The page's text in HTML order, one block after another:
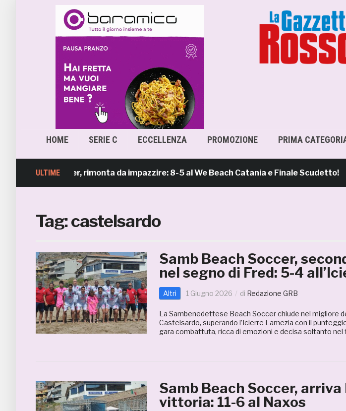
HOME SERIE C ECCELLENZA PROMOZIONE PRIMA
ULTIME
Beach Soccer, rimonta da impazzire: 8-5 al We Beach Catania e Finale Scudetto!
Tag:castelsardo
Samb Beach Soccer,
nel segno di Fred: 5-4
Altri 1 Giugno 2026 di Redazione GRB
La Sambenedettese Beach Soccer chiude nel migliore
Castelsardo, superando l’Icierre Lamezia con il
gara combattuta, ricca di emozioni e decisa soltanto nel
Samb Beach Soccer, arriva
vittoria: 11-6 al Naxos